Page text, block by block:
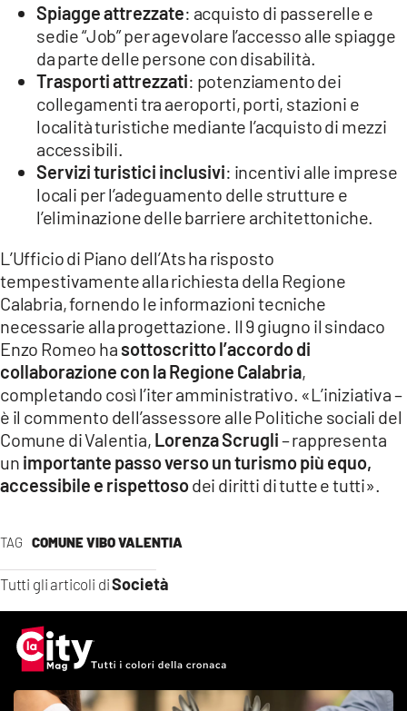
APPLE
TAG COMUNE VIBO VALENTIA
Tutti gli articoli diSocietà
Spiagge attrezzate: acquisto di passerelle e
sedie “Job” per agevolare l’accesso alle spiagge
da parte delle persone con disabilità.
Trasporti attrezzati: potenziamento dei
collegamenti tra aeroporti, porti, stazioni e
località turistiche mediante l’acquisto di mezzi
accessibili.
Servizi turistici inclusivi: incentivi alle imprese
locali per l’adeguamento delle strutture e
l’eliminazione delle barriere architettoniche.
L’Ufficio di Piano dell’Ats ha risposto
tempestivamente alla richiesta della Regione
Calabria, fornendo le informazioni tecniche
necessarie alla progettazione. Il 9 giugno il sindaco
Enzo Romeo ha sottoscritto l’accordo di
collaborazione con la Regione Calabria,
completando così l’iter amministrativo. «L’iniziativa –
è il commento dell’assessore alle Politiche sociali del
Comune di Valentia, Lorenza Scrugli– rappresenta
un importante passo verso un turismo più equo,
accessibile e rispettosodei diritti di tutte e tutti».